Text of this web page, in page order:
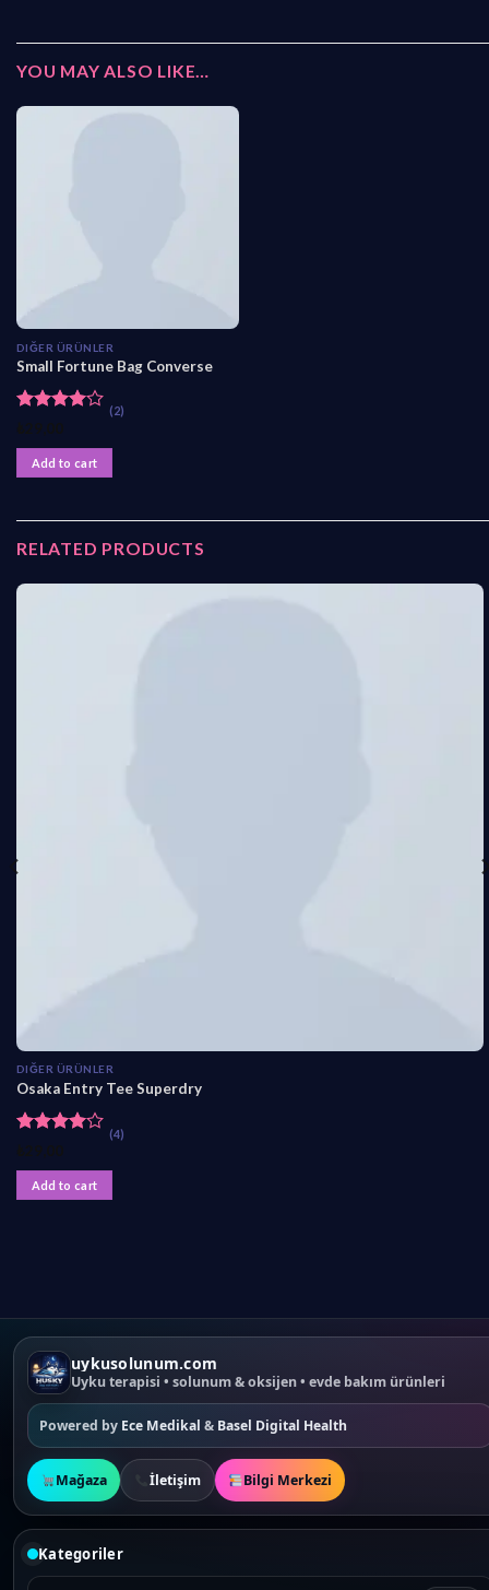
YOU MAY ALSO LIKE…
DIĞER ÜRÜNLER
Small Fortune Bag Converse
of 5
(2)
Add to cart
RELATED PRODUCTS
DIĞER ÜRÜNLER
Osaka Entry Tee Superdry
of 5
(4)
Add to cart
uykusolunum.com
Uyku terapisi • solunum & oksijen • evde bakım ürünleri
Powered by Ece Medikal & Basel Digital Health
Mağaza İletişim Bilgi Merkezi
Kategoriler